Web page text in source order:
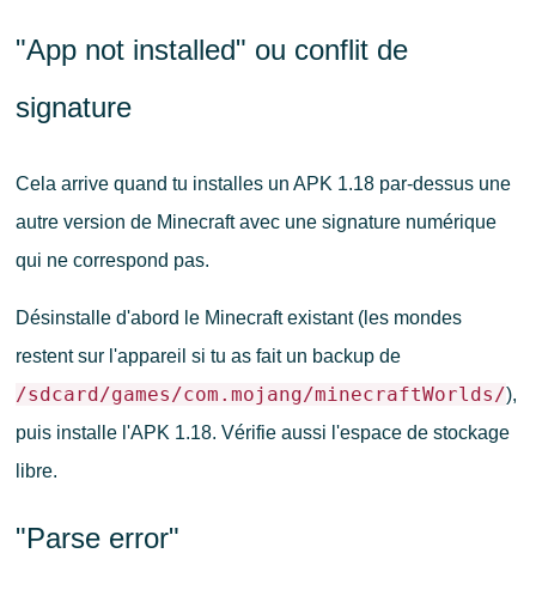
"App not installed" ou conflit de
signature
Cela arrive quand tu installes un APK 1.18 par-dessus une
autre version de Minecraft avec une signature numérique
qui ne correspond pas.
Désinstalle d'abord le Minecraft existant (les mondes
restent sur l'appareil si tu as fait un backup de
/sdcard/games/com.mojang/minecraftWorlds/),
puis installe l'APK 1.18. Vérifie aussi l'espace de stockage
libre.
"Parse error"